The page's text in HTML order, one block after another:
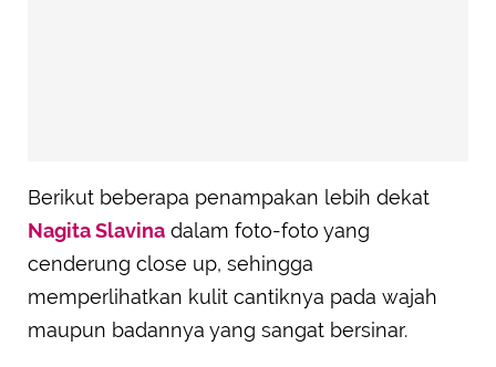
Berikut beberapa penampakan lebih dekat
Nagita Slavina dalam foto-foto yang
cenderung close up, sehingga
memperlihatkan kulit cantiknya pada wajah
maupun badannya yang sangat bersinar.